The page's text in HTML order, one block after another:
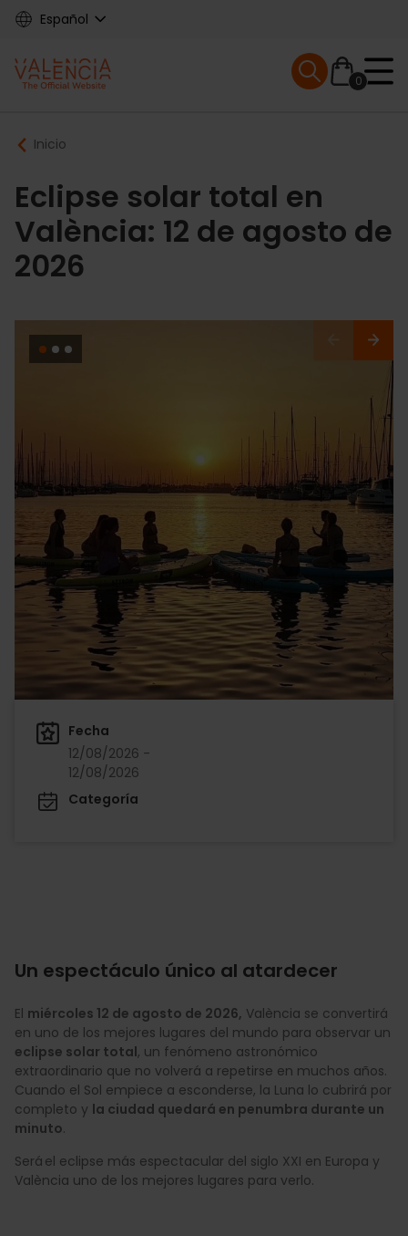
Skip
content
Español
Main
navigation
0
Mobile menu
Breadcrumb
Inicio
Eclipse solar total en
València: 12 de agosto de
2026
Fecha
12/08/2026 -
12/08/2026
Categoría
Un espectáculo único al atardecer
El miércoles 12 de agosto de 2026, València se convertirá
en uno de los mejores lugares del mundo para observar un
eclipse solar total, un fenómeno astronómico
extraordinario que no volverá a repetirse en muchos años.
Cuando el Sol empiece a esconderse, la Luna lo cubrirá por
completo y la ciudad quedará en penumbra durante un
minuto.
Será el eclipse más espectacular del siglo XXI en Europa y
València uno de los mejores lugares para verlo.